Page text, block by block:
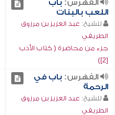
الفهرس: باب
اللعب بالبنات
للشيخ: عبد العزيز بن مرزوق
الطريفي
جزء من محاضرة ( كتاب الأدب
[2])
الفهرس: باب في
الرحمة
للشيخ: عبد العزيز بن مرزوق
الطريفي